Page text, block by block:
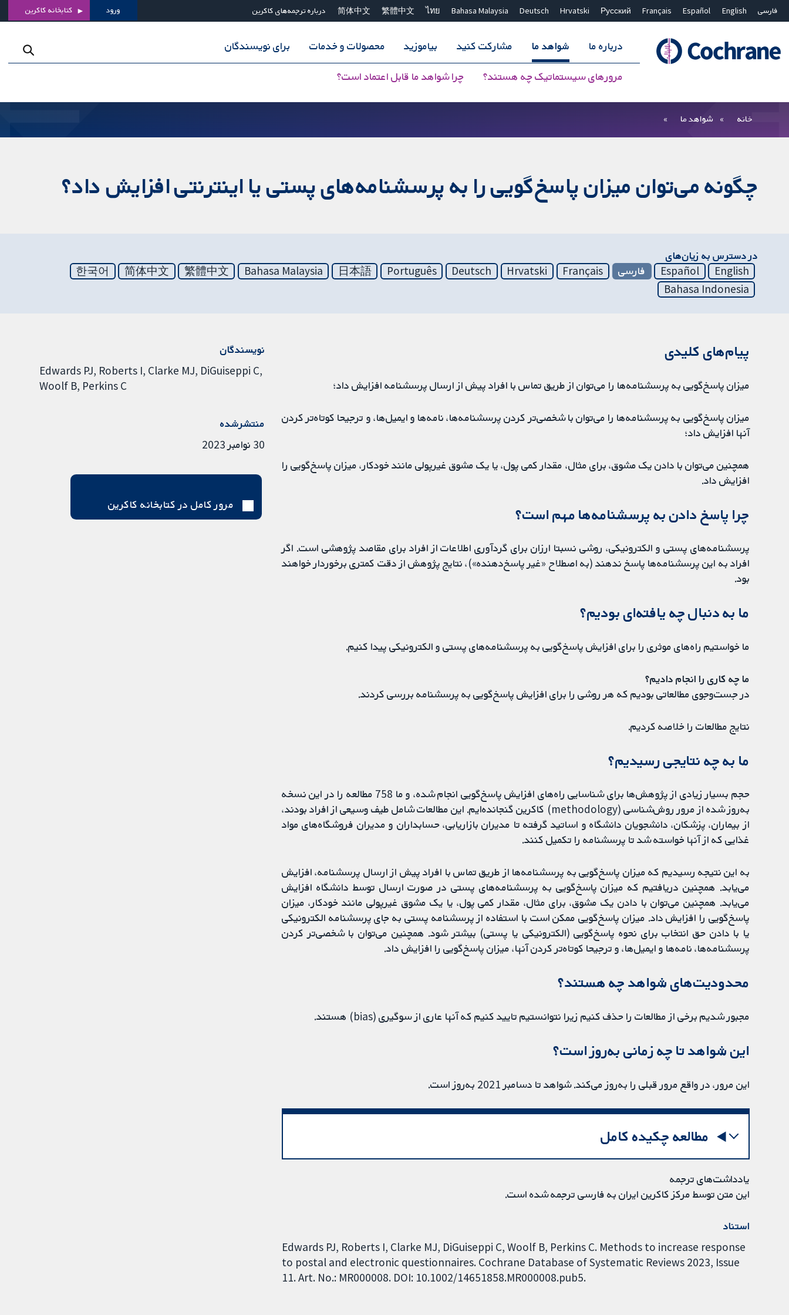
فارسی English
Español
Français
Русский
Hrvatski
Deutsch
Bahasa Malaysia
ไทย
繁體中文
简体中文 درباره ترجمه‌های کاکرین ورود کتابخانه کاکرین
درباره ما شواهد ما
مرورهای سیستماتیک چه هستند؟ چرا شواهد ما قابل اعتماد است؟
مشارکت کنید بیاموزید محصولات و خدمات برای نویسندگان
بستن جستجو ✖
خانه شواهد ما
چگونه می‌توان میزان پاسخ‌گویی را به پرسشنامه‌های پستی یا اینترنتی افزایش داد؟
در دسترس به زیان‌های
English
Español فارسی Français
Hrvatski
Deutsch
Português
日本語
Bahasa Malaysia
繁體中文
简体中文
한국어
Bahasa Indonesia
پیام‌های کلیدی
میزان پاسخ‌گویی به پرسشنامه‌ها را می‌توان از طریق تماس با افراد پیش از ارسال پرسشنامه افزایش داد؛
میزان پاسخ‌گویی به پرسشنامه‌ها را می‌توان با شخصی‌تر کردن پرسشنامه‌ها، نامه‌ها و ایمیل‌ها، و ترجیحا کوتاه‌تر کردن
آنها افزایش داد؛
همچنین می‌توان با دادن یک مشوق، برای مثال، مقدار کمی پول، یا یک مشوق غیرپولی مانند خودکار، میزان پاسخ‌گویی را
افزایش داد.
چرا پاسخ دادن به پرسشنامه‌ها مهم است؟
پرسشنامه‌های پستی و الکترونیکی، روشی نسبتا ارزان برای گردآوری اطلاعات از افراد برای مقاصد پژوهشی است. اگر
افراد به این پرسشنامه‌ها پاسخ ندهند (به اصطلاح «غیر پاسخ‌دهنده»)، نتایج پژوهش از دقت کمتری برخوردار خواهند
بود.
ما به دنبال چه یافته‌ای بودیم؟
ما خواستیم راه‌های موثری را برای افزایش پاسخ‌گویی به پرسشنامه‌های پستی و الکترونیکی پیدا کنیم.
ما چه کاری را انجام دادیم؟
در جست‌وجوی مطالعاتی بودیم که هر روشی را برای افزایش پاسخ‌گویی به پرسشنامه بررسی ‌کردند.
نتایج مطالعات را خلاصه کردیم.
ما به چه نتایجی رسیدیم؟
حجم بسیار زیادی از پژوهش‌ها برای شناسایی راه‌های افزایش پاسخ‌گویی انجام شده، و ما 758 مطالعه را در این نسخه
به‌روز شده از مرور روش‌شناسی (methodology) کاکرین گنجانده‌ایم. این مطالعات شامل طیف وسیعی از افراد بودند،
از بیماران، پزشکان، دانشجویان دانشگاه و اساتید گرفته تا مدیران بازاریابی، حسابداران و مدیران فروشگاه‌های مواد
غذایی که از آنها خواسته شد تا پرسشنامه را تکمیل کنند.
به این نتیجه رسیدیم که میزان پاسخ‌گویی به پرسشنامه‌ها از طریق تماس با افراد پیش از ارسال پرسشنامه، افزایش
می‌یابد. همچنین دریافتیم که میزان پاسخ‌گویی به پرسشنامه‌های پستی در صورت ارسال توسط دانشگاه افزایش
می‌یابد. همچنین می‌توان با دادن یک مشوق، برای مثال، مقدار کمی پول، یا یک مشوق غیرپولی مانند خودکار، میزان
پاسخ‌گویی را افزایش داد. میزان پاسخ‌گویی ممکن است با استفاده از پرسشنامه پستی به جای پرسشنامه الکترونیکی
یا با دادن حق انتخاب برای نحوه پاسخ‌گویی (الکترونیکی یا پستی) بیشتر شود. همچنین می‌توان با شخصی‌تر کردن
پرسشنامه‌ها، نامه‌ها و ایمیل‌ها، و ترجیحا کوتاه‌تر کردن آنها، میزان پاسخ‌گویی را افزایش داد.
محدودیت‌های شواهد چه هستند؟
مجبور شدیم برخی از مطالعات را حذف کنیم زیرا نتوانستیم تایید کنیم که آنها عاری از سوگیری (bias) هستند.
این شواهد تا چه زمانی به‌روز است؟
این مرور، در واقع مرور قبلی را به‌روز می‌کند. شواهد تا دسامبر 2021 به‌روز است.
مطالعه چکیده کامل
یادداشت‌های ترجمه
این متن توسط مرکز کاکرین ایران به فارسی ترجمه شده است.
استناد
Edwards PJ, Roberts I, Clarke MJ, DiGuiseppi C, Woolf B, Perkins C. Methods to increase response
to postal and electronic questionnaires. Cochrane Database of Systematic Reviews 2023, Issue
11. Art. No.: MR000008. DOI: 10.1002/14651858.MR000008.pub5.
نویسندگان
Edwards PJ Roberts I Clarke MJ DiGuiseppi C
Woolf B Perkins C
منتشرشده
30 نوامبر 2023
مرور کامل در کتابخانه کاکرین